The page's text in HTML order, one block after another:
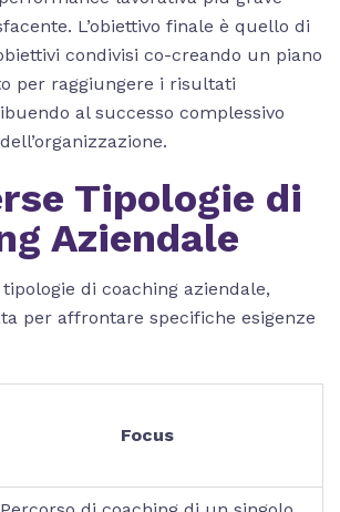
L’obiettivo finale è quello di
condivisi co-creando un piano
per raggiungere i risultati
al successo complessivo
Tipologie di
Aziendale
di coaching aziendale,
per affrontare specifiche esigenze
Focus